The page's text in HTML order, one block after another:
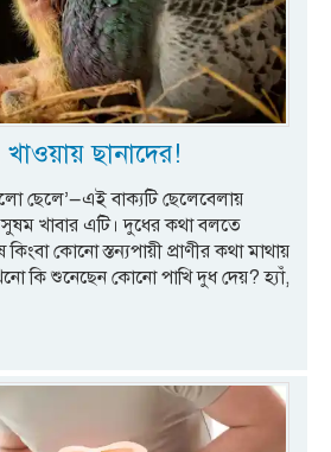
ছানাদের!
ছেলে’—এই বাক্যটি ছেলেবেলায়
খাবার এটি। দুধের কথা বলতে
কোনো স্তন্যপায়ী প্রাণীর কথা মাথায়
কি শুনেছেন কোনো পাখি দুধ দেয়? হ্যাঁ,